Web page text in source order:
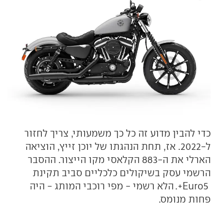
כדי להבין מדוע זה כל כך משמעותי, צריך לחזור
ל-2022. אז, תחת הנהגתו של יוכן זייץ, הוציאה
הארלי את ה-883 הקלאסי מקו הייצור. ההסבר
הרשמי עסק בשיקולים כלכליים סביב תקינת
Euro5+. הלא רשמי - מפי רוכבי המותג - היה
פחות מנומס.